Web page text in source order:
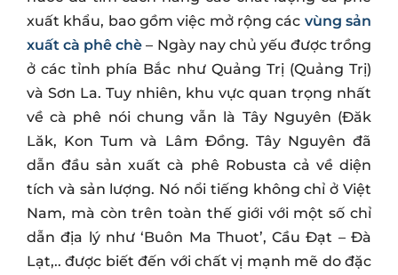
xuất khẩu, bao gồm việc mở rộng các vùng sản
xuất cà phê chè – Ngày nay chủ yếu được trồng
ở các tỉnh phía Bắc như Quảng Trị (Quảng Trị)
và Sơn La. Tuy nhiên, khu vực quan trọng nhất
về cà phê nói chung vẫn là Tây Nguyên (Đăk
Lăk, Kon Tum và Lâm Đồng. Tây Nguyên đã
dẫn đầu sản xuất cà phê Robusta cả về diện
tích và sản lượng. Nó nổi tiếng không chỉ ở Việt
Nam, mà còn trên toàn thế giới với một số chỉ
dẫn địa lý như ‘Buôn Ma Thuot’, Cầu Đạt – Đà
Lạt,.. được biết đến với chất vị mạnh mẽ do đặc